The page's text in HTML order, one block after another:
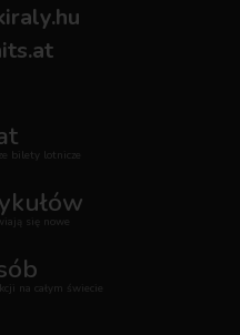
bilety lotnicze
się nowe
na całym świecie